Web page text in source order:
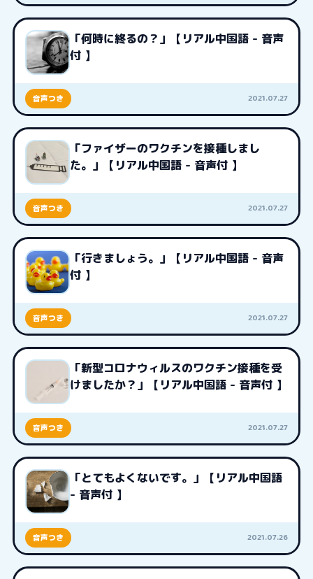
「何時に終るの？」【リアル中国語 - 音声
付 】
音声つき 2021.07.27
「ファイザーのワクチンを接種しまし
た。」【リアル中国語 - 音声付 】
音声つき 2021.07.27
「行きましょう。」【リアル中国語 - 音声
付 】
音声つき 2021.07.27
「新型コロナウィルスのワクチン接種を受
けましたか？」【リアル中国語 - 音声付 】
音声つき 2021.07.27
「とてもよくないです。」【リアル中国語
- 音声付 】
音声つき 2021.07.26